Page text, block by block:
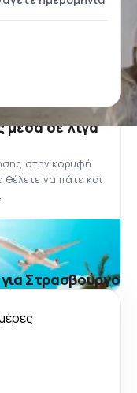
σε λίγα
στην κορυφή
θέλετε να πάτε και
Στρασβούργο